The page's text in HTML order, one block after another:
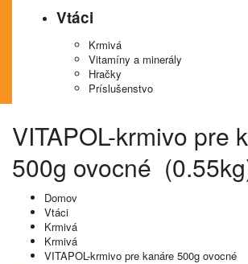
Vtáci
Krmivá
Vitamíny a minerály
Hračky
Príslušenstvo
VITAPOL-krmivo pre
500g ovocné
Domov
Vtáci
Krmivá
Krmivá
VITAPOL-krmivo pre kanáre 500g ovocné